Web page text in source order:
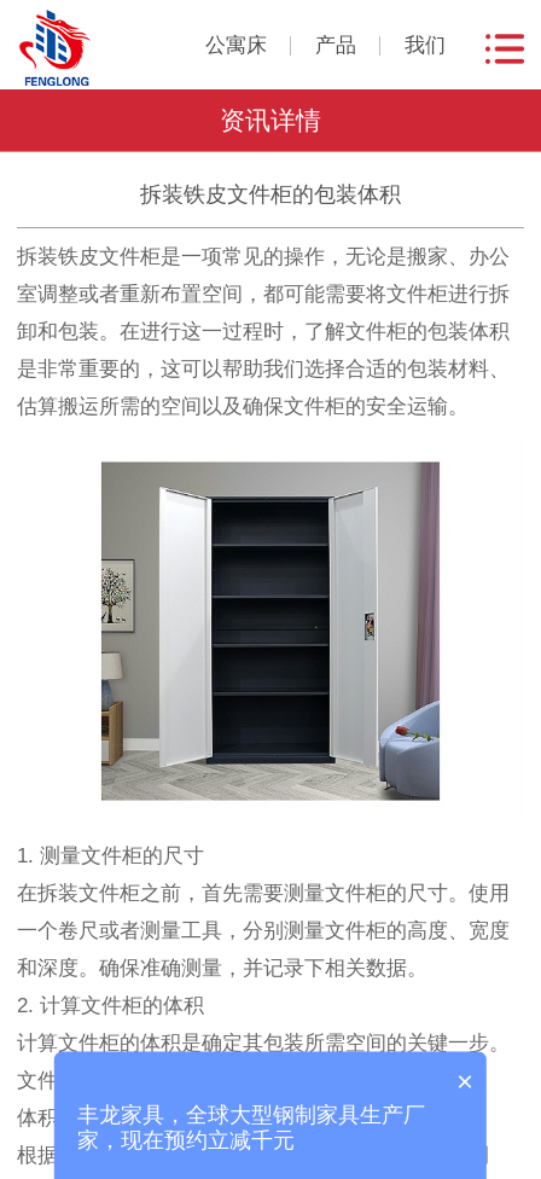
公寓床 产品 我们
资讯详情
拆装铁皮文件柜的包装体积
拆装铁皮文件柜是一项常见的操作，无论是搬家、办公
室调整或者重新布置空间，都可能需要将文件柜进行拆
卸和包装。在进行这一过程时，了解文件柜的包装体积
是非常重要的，这可以帮助我们选择合适的包装材料、
估算搬运所需的空间以及确保文件柜的安全运输。
1. 测量文件柜的尺寸
在拆装文件柜之前，首先需要测量文件柜的尺寸。使用
一个卷尺或者测量工具，分别测量文件柜的高度、宽度
和深度。确保准确测量，并记录下相关数据。
2. 计算文件柜的体积
计算文件柜的体积是确定其包装所需空间的关键一步。
文件柜的体积可以通过以下公式计算得出：
体积 = 高度 × 宽度 × 深度
根据测量得到的尺寸，将其代入公式中进行计算。例
×
丰龙家具，全球大型钢制家具生产厂
家，现在预约立减千元